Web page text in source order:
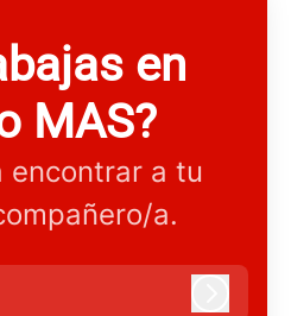
en
MAS?
encontrar a tu
a.